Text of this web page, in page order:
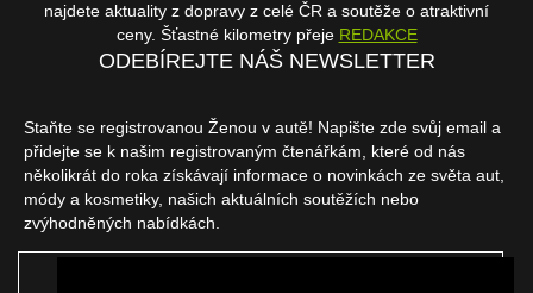
najdete aktuality z dopravy z celé ČR a soutěže o atraktivní
ceny. Šťastné kilometry přeje REDAKCE
ODEBÍREJTE NÁŠ NEWSLETTER
Staňte se registrovanou Ženou v autě! Napište zde svůj email a
přidejte se k našim registrovaným čtenářkám, které od nás
několikrát do roka získávají informace o novinkách ze světa aut,
módy a kosmetiky, našich aktuálních soutěžích nebo
zvýhodněných nabídkách.